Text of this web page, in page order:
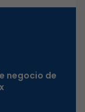
negocio de